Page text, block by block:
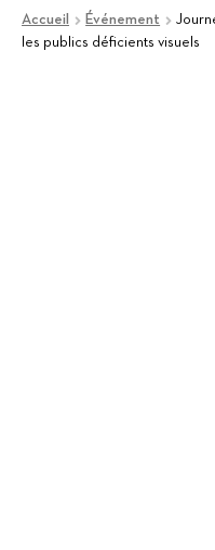
Accueil Événement
les publics déficients visuels